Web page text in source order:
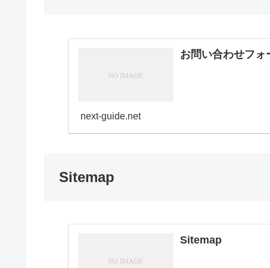
お問い合わせフォ
next-guide.net
Sitemap
Sitemap